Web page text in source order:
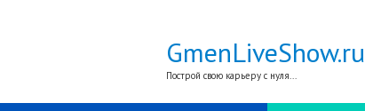
GmenLiveShow.ru
Построй свою карьеру с нуля...